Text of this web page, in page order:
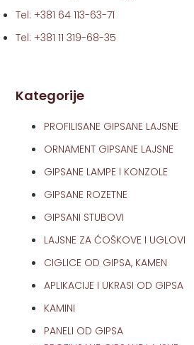
Kategorije
PROFILISANE GIPSANE LAJSNE
ORNAMENT GIPSANE LAJSNE
GIPSANE LAMPE I KONZOLE
GIPSANE ROZETNE
GIPSANI STUBOVI
LAJSNE ZA ĆOŠKOVE I UGLOVI
CIGLICE OD GIPSA, KAMEN
APLIKACIJE I UKRASI OD GIPSA
KAMINI
PANELI OD GIPSA
Tel: +381 64 113-63-71
Tel: +381 11 319-68-35